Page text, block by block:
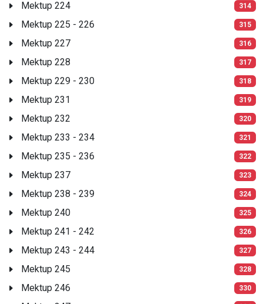
Mektup 224 314
Mektup 225 - 226 315
Mektup 227 316
Mektup 228 317
Mektup 229 - 230 318
Mektup 231 319
Mektup 232 320
Mektup 233 - 234 321
Mektup 235 - 236 322
Mektup 237 323
Mektup 238 - 239 324
Mektup 240 325
Mektup 241 - 242 326
Mektup 243 - 244 327
Mektup 245 328
Mektup 246 330